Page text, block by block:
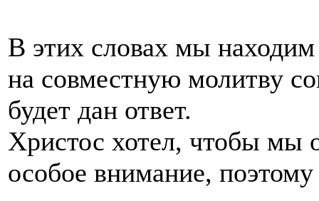
В этих словах мы находим
на совместную молитву
будет дан ответ.
Христос хотел, чтобы мы
особое внимание,